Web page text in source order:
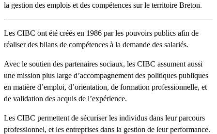
la gestion des emplois et des compétences sur le territoire Breton.
Les CIBC ont été créés en 1986 par les pouvoirs publics afin de
réaliser des bilans de compétences à la demande des salariés.
Avec le soutien des partenaires sociaux, les CIBC assument aussi
une mission plus large d’accompagnement des politiques publiques
en matière d’emploi, d’orientation, de formation professionnelle, et
de validation des acquis de l’expérience.
Les CIBC permettent de sécuriser les individus dans leur parcours
professionnel, et les entreprises dans la gestion de leur performance.